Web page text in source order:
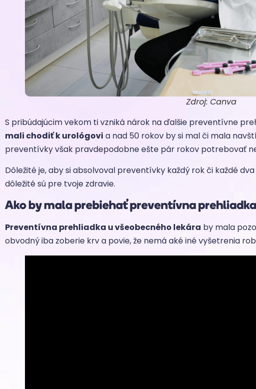
Zdroj: Canva
S pribúdajúcim vekom ti vzniká nárok na ďalšie preventívne
mali chodiť k urológovi a nad 50 rokov by si mal či mala
preventívky však pravdepodobne ešte pár rokov potrebovať
Dôležité je, aby si absolvoval preventívky každý rok či každé
dôležité sú pre tvoje zdravie.
Ako by mala prebiehať preventívna
Preventívna prehliadka u všeobecného lekára by mala
obvodný iba zoberie krv a povie, že nemá aké iné vyšetrenia